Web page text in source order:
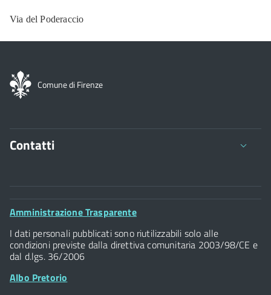
Via del Poderaccio
Comune di Firenze
Contatti
Comune di Firenze
Palazzo Vecchio
Piazza della Signoria - 50122, Firenze
P.IVA 01307110484
Footer
Amministrazione Trasparente
I dati personali pubblicati sono riutilizzabili solo alle
condizioni previste dalla direttiva comunitaria 2003/98/CE e
dal d.lgs. 36/2006
Albo Pretorio